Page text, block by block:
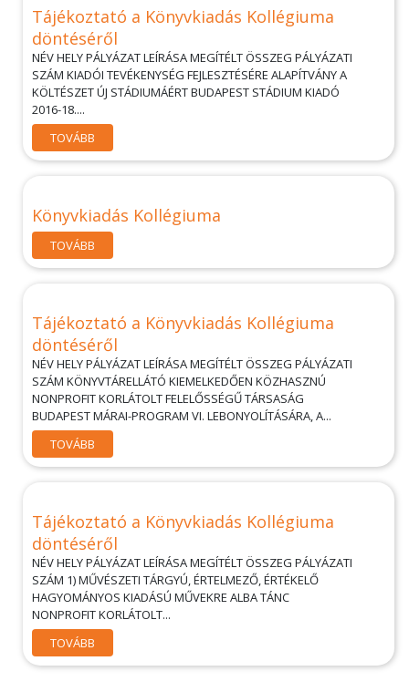
Tájékoztató a Könyvkiadás Kollégiuma
döntéséről
NÉV HELY PÁLYÁZAT LEÍRÁSA MEGÍTÉLT ÖSSZEG PÁLYÁZATI
SZÁM KIADÓI TEVÉKENYSÉG FEJLESZTÉSÉRE ALAPÍTVÁNY A
KÖLTÉSZET ÚJ STÁDIUMÁÉRT BUDAPEST STÁDIUM KIADÓ
2016-18....
TOVÁBB
Könyvkiadás Kollégiuma
TOVÁBB
Tájékoztató a Könyvkiadás Kollégiuma
döntéséről
NÉV HELY PÁLYÁZAT LEÍRÁSA MEGÍTÉLT ÖSSZEG PÁLYÁZATI
SZÁM KÖNYVTÁRELLÁTÓ KIEMELKEDŐEN KÖZHASZNÚ
NONPROFIT KORLÁTOLT FELELŐSSÉGŰ TÁRSASÁG
BUDAPEST MÁRAI-PROGRAM VI. LEBONYOLÍTÁSÁRA, A...
TOVÁBB
Tájékoztató a Könyvkiadás Kollégiuma
döntéséről
NÉV HELY PÁLYÁZAT LEÍRÁSA MEGÍTÉLT ÖSSZEG PÁLYÁZATI
SZÁM 1) MŰVÉSZETI TÁRGYÚ, ÉRTELMEZŐ, ÉRTÉKELŐ
HAGYOMÁNYOS KIADÁSÚ MŰVEKRE ALBA TÁNC
NONPROFIT KORLÁTOLT...
TOVÁBB